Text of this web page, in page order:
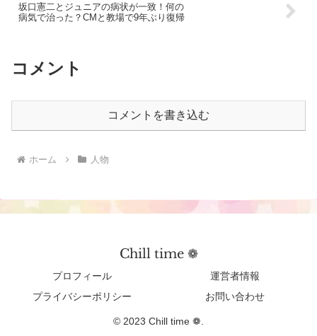
坂口憲二とジュニアの病状が一致！何の
病気で治った？CMと教場で9年ぶり復帰
コメント
コメントを書き込む
ホーム 人物
Chill time ❁︎
プロフィール
運営者情報
プライバシーポリシー
お問い合わせ
© 2023 Chill time ❁︎.